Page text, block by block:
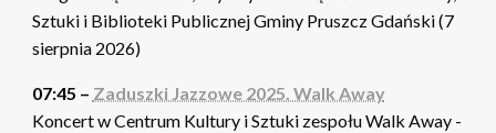
Sztuki i Biblioteki Publicznej Gminy Pruszcz Gdański (7
sierpnia 2026)
07:45 – Zaduszki Jazzowe 2025. Walk Away
Koncert w Centrum Kultury i Sztuki zespołu Walk Away -